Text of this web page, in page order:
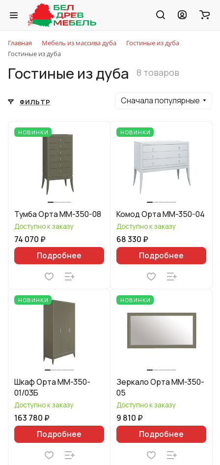
Главная Мебель из массива дуба
Гостиные из дуба
Гостиные из дуба
Гостиные из дуба 8 товаров
ФИЛЬТР Сначала популярные
НОВИНКИ
Тумба Орта ММ-350-08
Доступно к заказу
74 070 ₽
Подробнее
НОВИНКИ
Комод Орта ММ-350-04
Доступно к заказу
68 330 ₽
Подробнее
НОВИНКИ
Шкаф Орта ММ-350-
01/03Б
Доступно к заказу
163 780 ₽
Подробнее
НОВИНКИ
Зеркало Орта ММ-350-
05
Доступно к заказу
9 810 ₽
Подробнее